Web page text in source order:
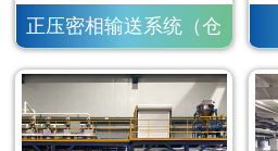
正压密相输送系统（仓
泵）